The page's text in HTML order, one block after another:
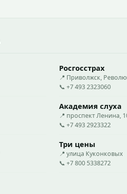
Росгосстрах
📍 Приволжск,
📞 +7 493 2323060
Академия слуха
📍 проспект Ленина,
📞 +7 493 2923322
Три цены
📍 улица Куконковых
📞 +7 800 5338272